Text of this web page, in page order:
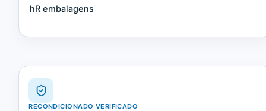
hR embalagens
RECONDICIONADO VERIFICADO